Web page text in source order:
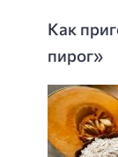
Как
пирог»